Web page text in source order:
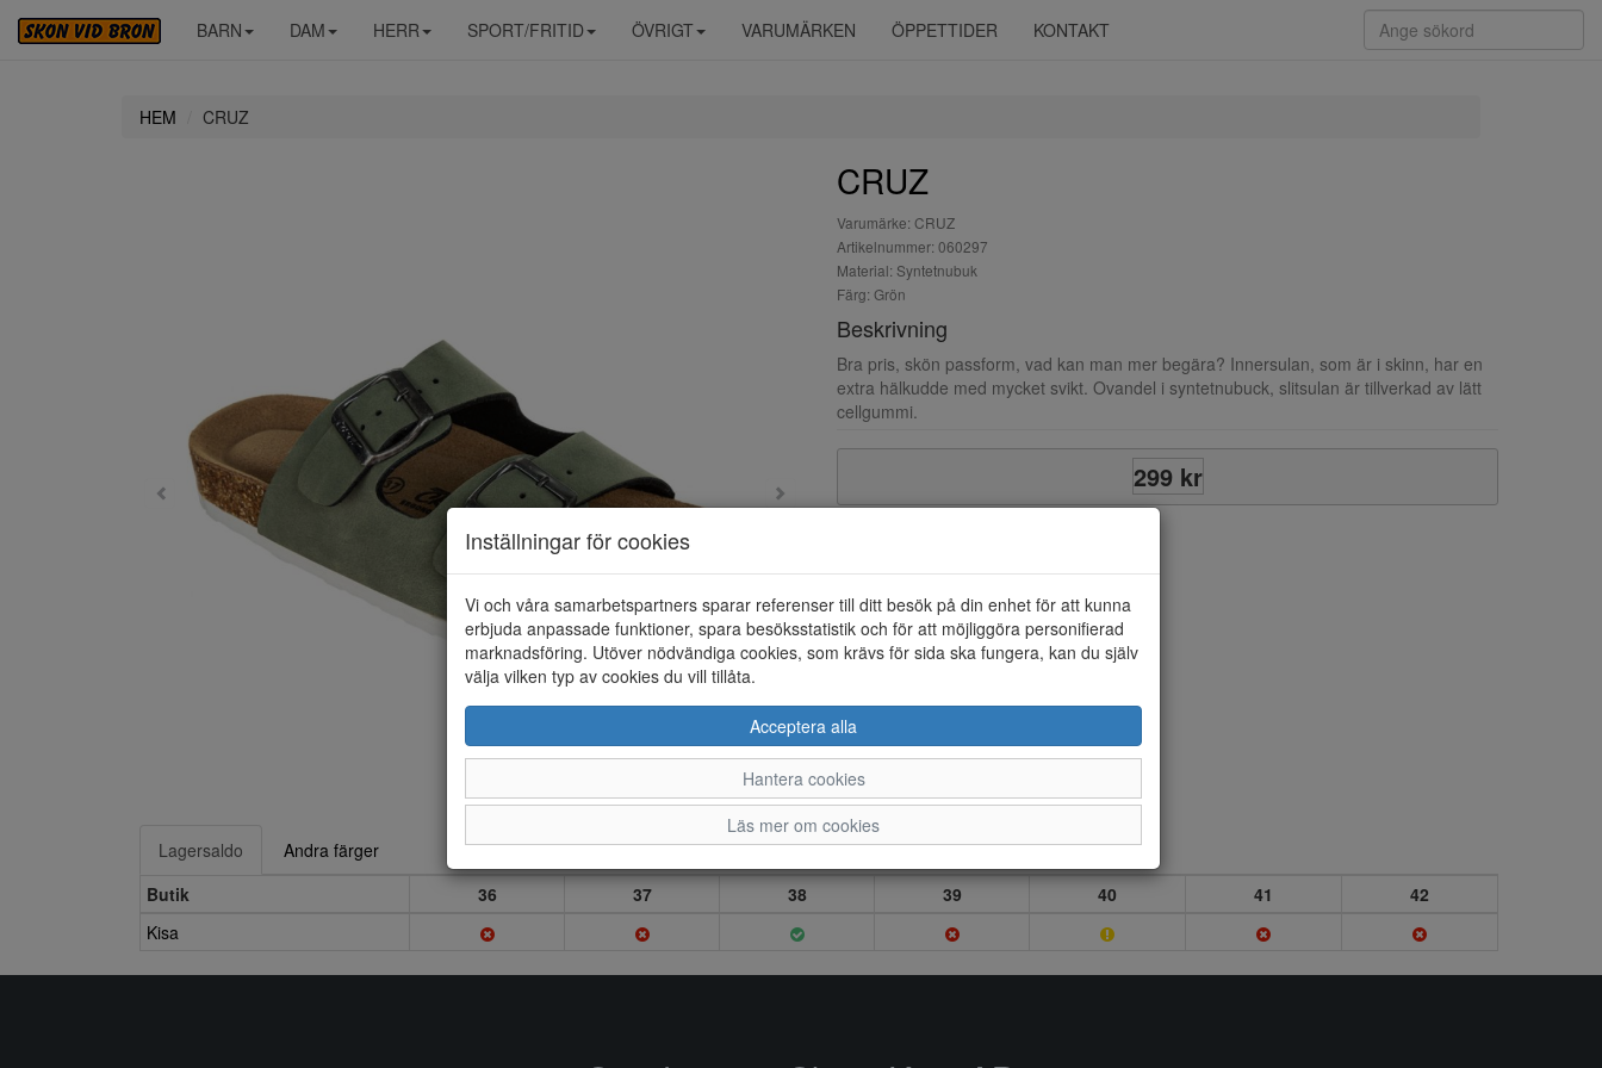
BARN DAM HERR SPORT/FRITID ÖVRIGT VARUMÄRKEN ÖPPETTIDER KONTAKT
HEM CRUZ
CRUZ
Varumärke: CRUZ
Artikelnummer: 060297
Material: Syntetnubuk
Färg: Grön
Beskrivning
Bra pris, skön passform, vad kan man mer begära? Innersulan, som är i skinn, har en
extra hälkudde med mycket svikt. Ovandel i syntetnubuck, slitsulan är tillverkad av lätt
cellgummi.
299 kr
Lagersaldo
Andra färger
Butik
36 37 38 39 40 41
42
Kisa
Inställningar för cookies
Vi och våra samarbetspartners sparar referenser till ditt besök på din enhet för att kunna
erbjuda anpassade funktioner, spara besöksstatistik och för att möjliggöra personifierad
marknadsföring. Utöver nödvändiga cookies, som krävs för sida ska fungera, kan du själv
välja vilken typ av cookies du vill tillåta.
Acceptera alla
Hantera cookies
Läs mer om cookies